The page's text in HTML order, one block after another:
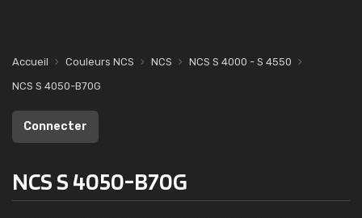
Accueil Couleurs NCS NCS
NCS S 4000 - S 4550
NCS S 4050-B70G
Connecter
NCS S 4050-B70G